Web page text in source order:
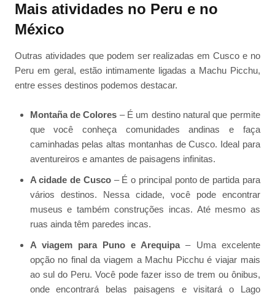
Mais atividades no Peru e no
México
Outras atividades que podem ser realizadas em Cusco e no
Peru em geral, estão intimamente ligadas a Machu Picchu,
entre esses destinos podemos destacar.
Montaña de Colores – É um destino natural que permite
que você conheça comunidades andinas e faça
caminhadas pelas altas montanhas de Cusco. Ideal para
aventureiros e amantes de paisagens infinitas.
A cidade de Cusco– É o principal ponto de partida para
vários destinos. Nessa cidade, você pode encontrar
museus e também construções incas. Até mesmo as
ruas ainda têm paredes incas.
A viagem para Puno e Arequipa– Uma excelente
opção no final da viagem a Machu Picchu é viajar mais
ao sul do Peru. Você pode fazer isso de trem ou ônibus,
onde encontrará belas paisagens e visitará o Lago